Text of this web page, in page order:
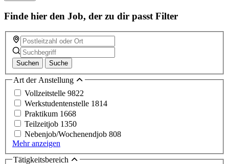
Finde hier den Job, der zu dir passt Filter
Suchen Suche
Art der Anstellung
Vollzeitstelle 9822
Werkstudentenstelle 1814
Praktikum 1668
Teilzeitjob 1350
Nebenjob/Wochenendjob 808
Mehr anzeigen
Tätigkeitsbereich